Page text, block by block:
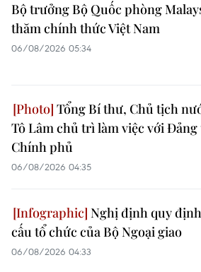
Bộ trưởng Bộ Quốc phòng
thăm chính thức Việt Nam
06/08/2026 05:34
Tổng Bí thư, Chủ tịch
Tô Lâm chủ trì làm việc với Đảng
Chính phủ
06/08/2026 04:35
Nghị định quy
cấu tổ chức của Bộ Ngoại giao
06/08/2026 04:33